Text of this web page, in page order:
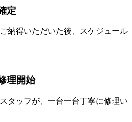
定
納得いただいた後、スケジュール
理開始
タッフが、一台一台丁寧に修理い